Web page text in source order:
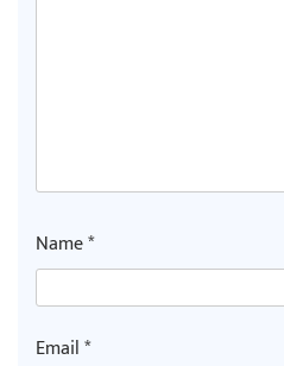
Name*
Email*